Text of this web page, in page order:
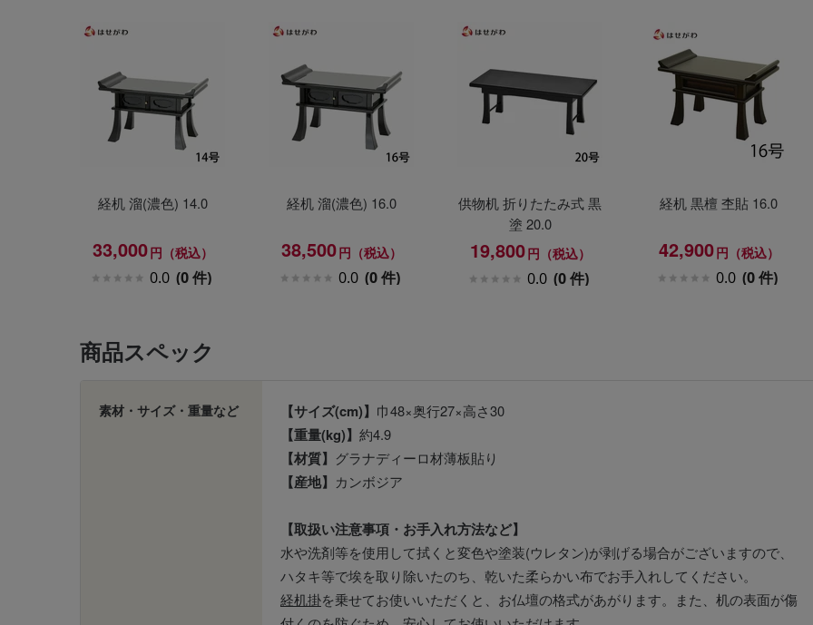
経机 溜(濃色) 14.0
33,000円（税込）
0.0 (0 件)
経机 溜(濃色) 16.0
38,500円（税込）
0.0 (0 件)
供物机 折りたたみ式 黒
塗 20.0
19,800円（税込）
0.0 (0 件)
経机 黒檀 杢貼 16.0
42,900円（税込）
0.0 (0 件)
商品スペック
素材・サイズ・重量など 【サイズ(cm)】 巾48×奥行27×高さ30
【重量(kg)】 約4.9
【材質】 グラナディーロ材薄板貼り
【産地】 カンボジア
【取扱い注意事項・お手入れ方法など】
水や洗剤等を使用して拭くと変色や塗装(ウレタン)が剥げる場合がございますので、
ハタキ等で埃を取り除いたのち、乾いた柔らかい布でお手入れしてください。
経机掛を乗せてお使いいただくと、お仏壇の格式があがります。また、机の表面が傷